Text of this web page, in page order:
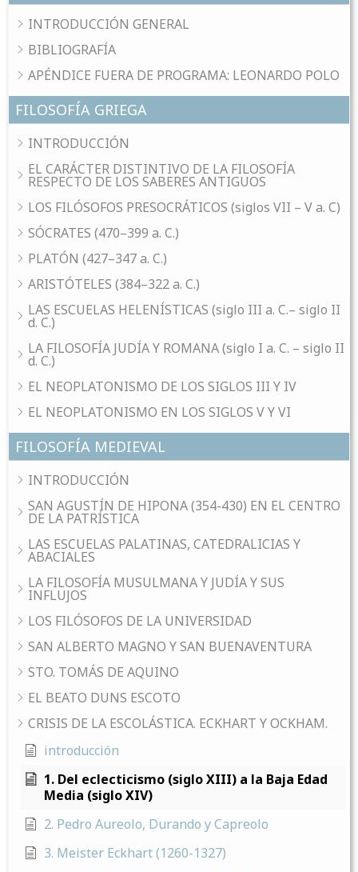
INTRODUCCIÓN GENERAL
BIBLIOGRAFÍA
APÉNDICE FUERA DE PROGRAMA: LEONARDO POLO
FILOSOFÍA GRIEGA
INTRODUCCIÓN
EL CARÁCTER DISTINTIVO DE LA FILOSOFÍA
RESPECTO DE LOS SABERES ANTIGUOS
LOS FILÓSOFOS PRESOCRÁTICOS (siglos VII – V a. C)
SÓCRATES (470–399 a. C.)
PLATÓN (427–347 a. C.)
ARISTÓTELES (384–322 a. C.)
LAS ESCUELAS HELENÍSTICAS (siglo III a. C.– siglo II
d. C.)
LA FILOSOFÍA JUDÍA Y ROMANA (siglo I a. C. – siglo II
d. C.)
EL NEOPLATONISMO DE LOS SIGLOS III Y IV
EL NEOPLATONISMO EN LOS SIGLOS V Y VI
FILOSOFÍA MEDIEVAL
INTRODUCCIÓN
SAN AGUSTÍN DE HIPONA (354-430) EN EL CENTRO
DE LA PATRÍSTICA
LAS ESCUELAS PALATINAS, CATEDRALICIAS Y
ABACIALES
LA FILOSOFÍA MUSULMANA Y JUDÍA Y SUS
INFLUJOS
LOS FILÓSOFOS DE LA UNIVERSIDAD
SAN ALBERTO MAGNO Y SAN BUENAVENTURA
STO. TOMÁS DE AQUINO
EL BEATO DUNS ESCOTO
CRISIS DE LA ESCOLÁSTICA. ECKHART Y OCKHAM.
introducción
1. Del eclecticismo (siglo XIII) a la Baja Edad
Media (siglo XIV)
2. Pedro Aureolo, Durando y Capreolo
3. Meister Eckhart (1260-1327)